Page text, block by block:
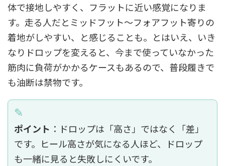
体で接地しやすく、フラットに近い感覚になりま
す。走る人だとミッドフット〜フォアフット寄りの
着地がしやすい、と感じることも。とはいえ、いき
なりドロップを変えると、今まで使っていなかった
筋肉に負荷がかかるケースもあるので、普段履きで
も油断は禁物です。
ポイント ：ドロップは「高さ」ではなく「差」
です。ヒール高さが気になる人ほど、ドロップ
も一緒に見ると失敗しにくいです。